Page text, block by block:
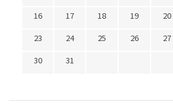
16
17 18 19 20
23
24 25 26 27
30
31